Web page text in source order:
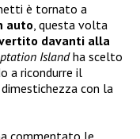
è tornato a
auto, questa volta
davanti alla
Islandha scelto
a ricondurre il
con la